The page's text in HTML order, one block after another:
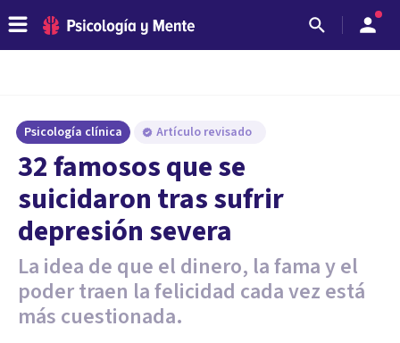
Psicología clínica Artículo revisado
32 famosos que se
suicidaron tras sufrir
depresión severa
La idea de que el dinero, la fama y el
poder traen la felicidad cada vez está
más cuestionada.